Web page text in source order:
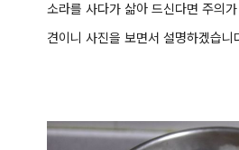
소라를 사다가 삶아 드신다면 주의
견이니 사진을 보면서 설명하겠습니